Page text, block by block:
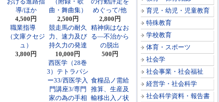
育児・幼児・児童教育
特殊教育
学校教育
体育・スポーツ
社会学
社会事業・社会福祉
経営学・社会科学
社会科学資料・報告書
導/ほか
4,500円
曲・舞曲集）
2,500円
めぐって/他
2,800円
職業指導
（文庫クセジ
ュ）
3,800円
競走馬の耐久
力、速力及び
持久力の発達
10,000円
精神病はなお
る―不治から
の脱出
500円
西医学（28巻
3）テトラパシ
ー33/西医学入
門講座3/専門
家の為の手相
食糧品ノ需給
推算、生産及
輸移出入ノ状